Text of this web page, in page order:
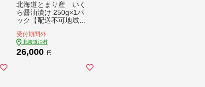
北海道とまり産 いく
ら醤油漬け 250g×1パ
ック【配送不可地域：
受付期間外
北海道泊村
26,000 円